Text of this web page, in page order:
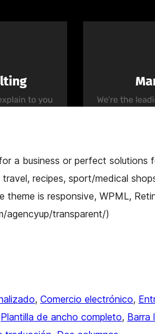
a business or perfect solutions
recipes, sport/medical
is responsive, WPML,
agencyup/transparent/)
, Comercio electrónico,
Plantilla de ancho completo, Barra